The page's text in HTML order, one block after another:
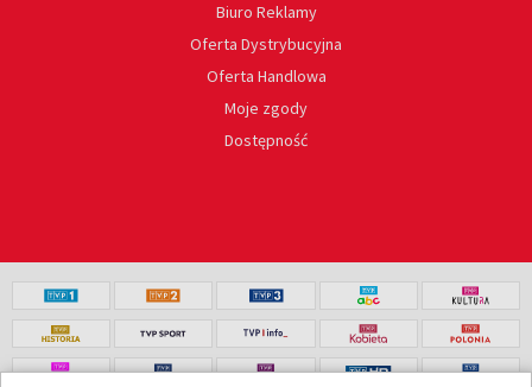
Biuro Reklamy
Oferta Dystrybucyjna
Oferta Handlowa
Moje zgody
Dostępność